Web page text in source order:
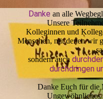
Danke an alle
Unsere
Kolleginnen und
Menschen, mit denen wir
sondern auch
durchdringen
Danke Euch für die
Ungewöhnliches